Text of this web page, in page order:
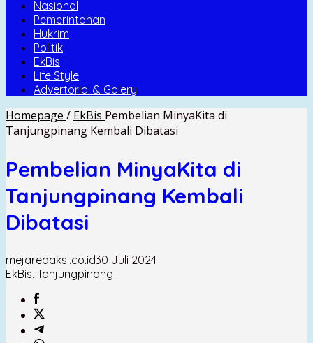
Nasional
Pemerintahan
Hukrim
Politik
EkBis
Life Style
Advertorial & Galery
Homepage / EkBis Pembelian MinyaKita di
Tanjungpinang Kembali Dibatasi
Pembelian MinyaKita di
Tanjungpinang Kembali
Dibatasi
mejaredaksi.co.id30 Juli 2024
EkBis Tanjungpinang